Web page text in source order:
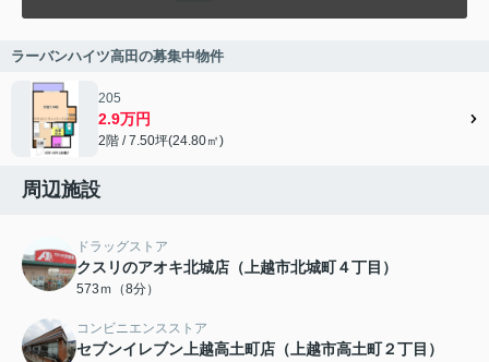
ラーバンハイツ高田の募集中物件
205
2.9万円
2階 / 7.50坪(24.80㎡)
周辺施設
ドラッグストア
クスリのアオキ北城店（上越市北城町４丁目）
573ｍ（8分）
コンビニエンスストア
セブンイレブン上越高土町店（上越市高土町２丁目）